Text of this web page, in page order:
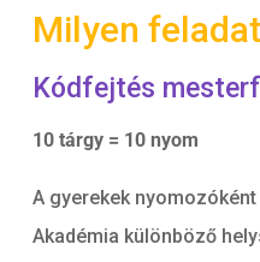
Milyen
Kódfejtés
10 tárgy = 10 nyom
A gyerekek
Akadémia különböző